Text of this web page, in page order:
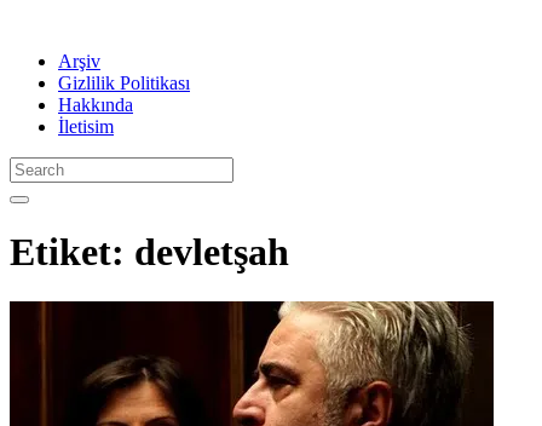
Arşiv
Gizlilik Politikası
Hakkında
İletisim
Etiket: devletşah